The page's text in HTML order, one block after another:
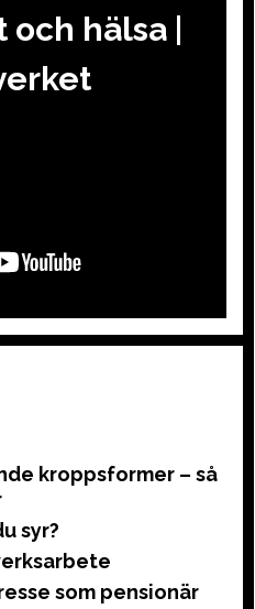
hälsa |
kroppsformer – så
syr?
som pensionär